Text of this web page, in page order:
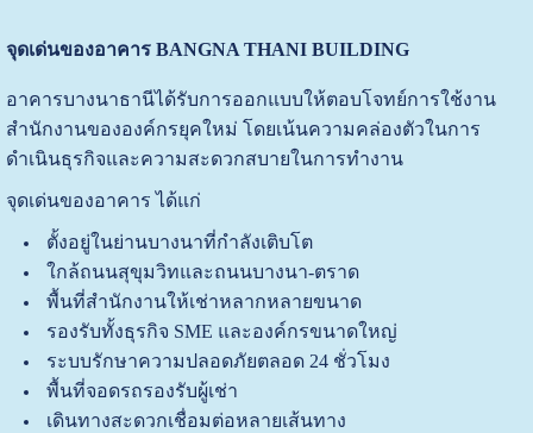
จุดเด่นของอาคาร BANGNA THANI BUILDING
อาคารบางนาธานีได้รับการออกแบบให้ตอบโจทย์การใช้งาน
สำนักงานขององค์กรยุคใหม่ โดยเน้นความคล่องตัวในการ
ดำเนินธุรกิจและความสะดวกสบายในการทำงาน
จุดเด่นของอาคาร ได้แก่
ตั้งอยู่ในย่านบางนาที่กำลังเติบโต
ใกล้ถนนสุขุมวิทและถนนบางนา-ตราด
พื้นที่สำนักงานให้เช่าหลากหลายขนาด
รองรับทั้งธุรกิจ SME และองค์กรขนาดใหญ่
ระบบรักษาความปลอดภัยตลอด 24 ชั่วโมง
พื้นที่จอดรถรองรับผู้เช่า
เดินทางสะดวกเชื่อมต่อหลายเส้นทาง